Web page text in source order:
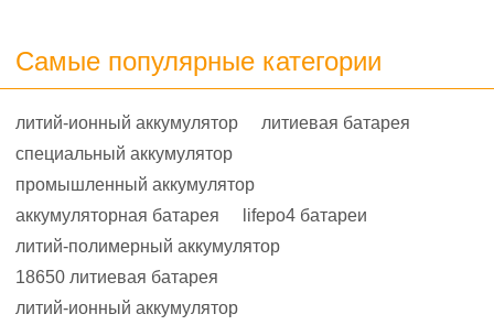
Самые популярные категории
литий-ионный аккумулятор
литиевая батарея
специальный аккумулятор
промышленный аккумулятор
аккумуляторная батарея
lifepo4 батареи
литий-полимерный аккумулятор
18650 литиевая батарея
литий-ионный аккумулятор